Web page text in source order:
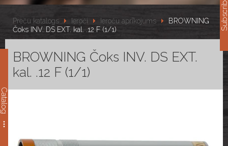
Catalog
Preču katalogs Ieroči Ieroču aprīkojums
BROWNING
Čoks INV. DS EXT. kal. .12 F (1/1)
BROWNING Čoks INV. DS EXT.
kal. .12 F (1/1)